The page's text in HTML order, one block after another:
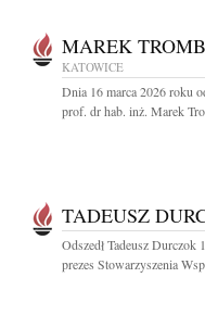
MAREK
KATOWICE
Dnia 16 marca 2026 roku
prof. dr hab. inż. Marek
TADEUSZ
Odszedł Tadeusz Durczok
prezes Stowarzyszenia